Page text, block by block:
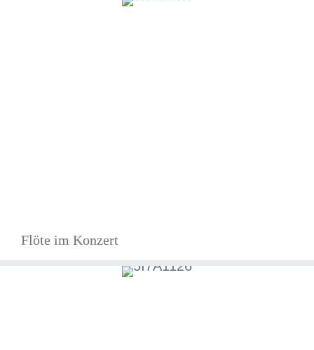
Flöte im Konzert